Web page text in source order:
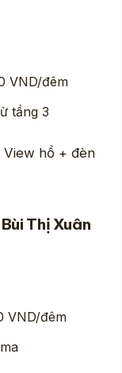
VND/đêm
tầng 3
View hồ + đèn
Thị Xuân
VND/đêm